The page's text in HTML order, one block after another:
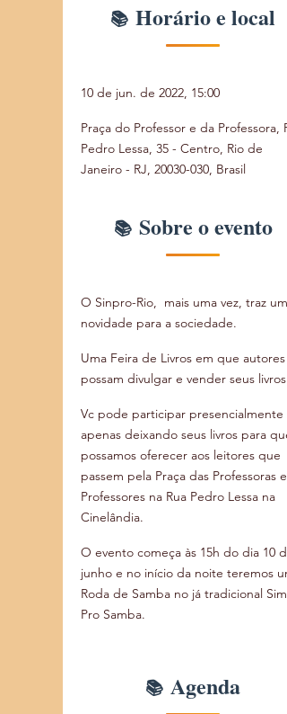
Horário e local
10 de jun. de 2022, 15:00
Praça do Professor e da Professora, R.
Pedro Lessa, 35 - Centro, Rio de
Janeiro - RJ, 20030-030, Brasil
Sobre o evento
O Sinpro-Rio,  mais uma vez, traz
novidade para a sociedade.
Uma Feira de Livros em que autores
possam divulgar e vender seus
Vc pode participar presencialmente
apenas deixando seus livros para que
possamos oferecer aos leitores que
passem pela Praça das Professoras e
Professores na Rua Pedro Lessa na
Cinelândia.
O evento começa às 15h do dia 10
junho e no início da noite teremos
Roda de Samba no já tradicional Sim
Pro Samba.
Agenda